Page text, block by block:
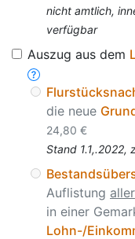
nicht amtlich,
verfügbar
Auszug aus dem
die neue
24,80 €
Stand 1.1,.2022,
Auflistung aller
in einer
Lohn-/